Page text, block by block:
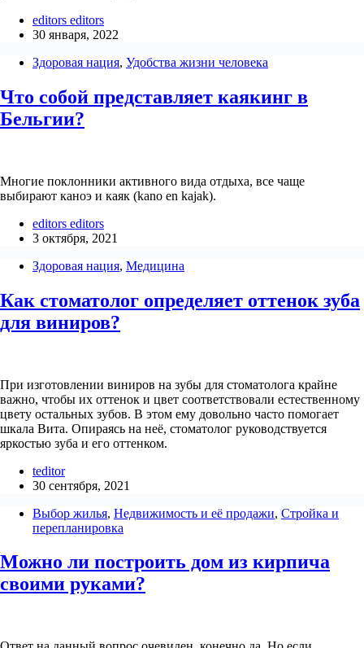
editors editors
30 января, 2022
Здоровая нация, Удобства жизни человека
Что собой представляет каякинг в
Бельгии?
Многие поклонники активного вида отдыха, все чаще
выбирают каноэ и каяк (kano en kajak).
editors editors
3 октября, 2021
Здоровая нация, Медицина
Как стоматолог определяет оттенок зуба
для виниров?
При изготовлении виниров на зубы для стоматолога крайне
важно, чтобы их оттенок и цвет соответствовали естественному
цвету остальных зубов. В этом ему довольно часто помогает
шкала Вита. Опираясь на неё, стоматолог руководствуется
яркостью зуба и его оттенком.
teditor
30 сентября, 2021
Выбор жилья, Недвижимость и её продажи, Стройка и
перепланировка
Можно ли построить дом из кирпича
своими руками?